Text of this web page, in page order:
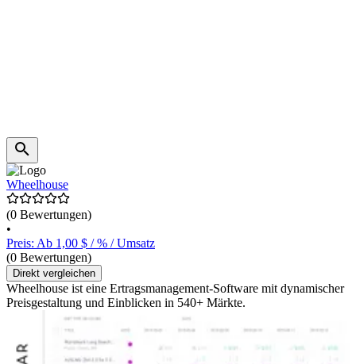
Wheelhouse
(0 Bewertungen)
•
Preis: Ab 1,00 $ / % / Umsatz
(0 Bewertungen)
Direkt vergleichen
Wheelhouse ist eine Ertragsmanagement-Software mit dynamischer
Preisgestaltung und Einblicken in 540+ Märkte.